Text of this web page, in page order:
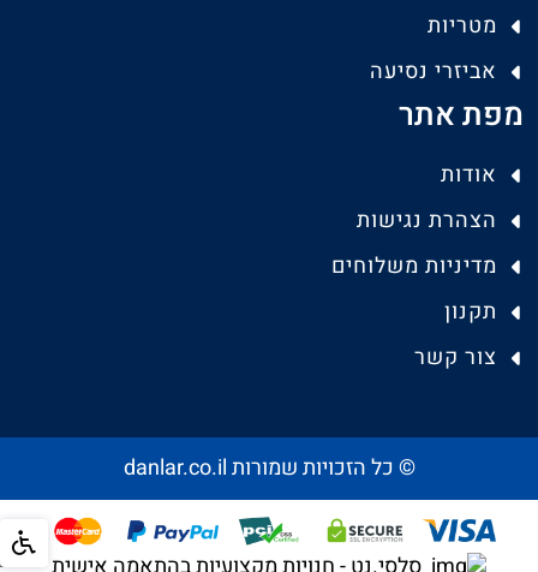
מטריות
אביזרי נסיעה
מפת אתר
אודות
הצהרת נגישות
מדיניות משלוחים
תקנון
צור קשר
© כל הזכויות שמורות danlar.co.il